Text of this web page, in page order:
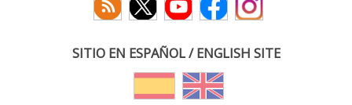
SITIO EN ESPAÑOL / ENGLISH SITE